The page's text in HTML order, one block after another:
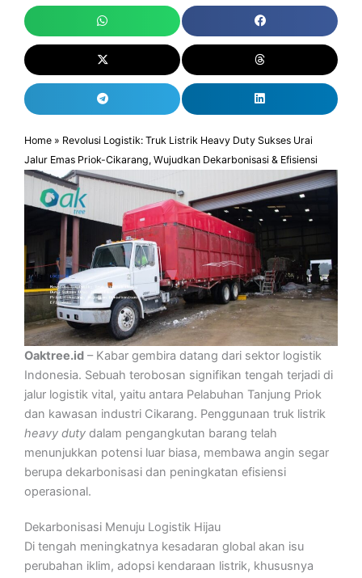
Home » Revolusi Logistik: Truk Listrik Heavy Duty Sukses Urai
Jalur Emas Priok-Cikarang, Wujudkan Dekarbonisasi & Efisiensi
Oaktree.id – Kabar gembira datang dari sektor logistik
Indonesia. Sebuah terobosan signifikan tengah terjadi di
jalur logistik vital, yaitu antara Pelabuhan Tanjung Priok
dan kawasan industri Cikarang. Penggunaan truk listrik
heavy duty dalam pengangkutan barang telah
menunjukkan potensi luar biasa, membawa angin segar
berupa dekarbonisasi dan peningkatan efisiensi
operasional.
Dekarbonisasi Menuju Logistik Hijau
Di tengah meningkatnya kesadaran global akan isu
perubahan iklim, adopsi kendaraan listrik, khususnya